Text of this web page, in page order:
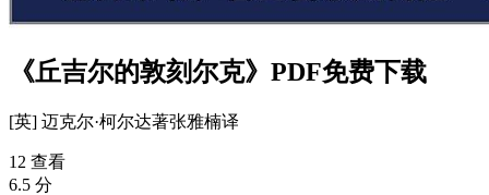
《丘吉尔的敦刻尔克》PDF免费下载
[英] 迈克尔·柯尔达著张雅楠译
12 查看
6.5 分